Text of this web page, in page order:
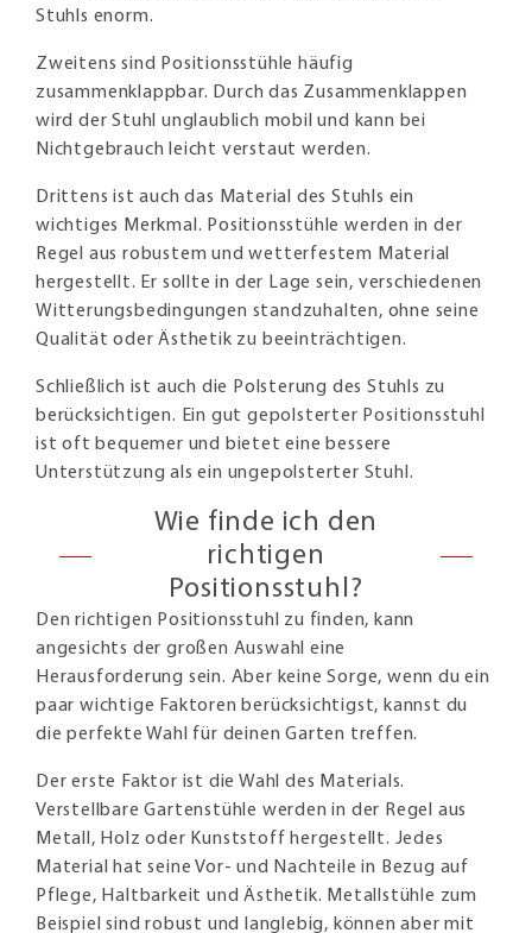
Stuhls enorm.
Zweitens sind Positionsstühle häufig
zusammenklappbar. Durch das Zusammenklappen
wird der Stuhl unglaublich mobil und kann bei
Nichtgebrauch leicht verstaut werden.
Drittens ist auch das Material des Stuhls ein
wichtiges Merkmal. Positionsstühle werden in der
Regel aus robustem und wetterfestem Material
hergestellt. Er sollte in der Lage sein, verschiedenen
Witterungsbedingungen standzuhalten, ohne seine
Qualität oder Ästhetik zu beeinträchtigen.
Schließlich ist auch die Polsterung des Stuhls zu
berücksichtigen. Ein gut gepolsterter Positionsstuhl
ist oft bequemer und bietet eine bessere
Unterstützung als ein ungepolsterter Stuhl.
Wie finde ich den
richtigen
Positionsstuhl?
Den richtigen Positionsstuhl zu finden, kann
angesichts der großen Auswahl eine
Herausforderung sein. Aber keine Sorge, wenn du ein
paar wichtige Faktoren berücksichtigst, kannst du
die perfekte Wahl für deinen Garten treffen.
Der erste Faktor ist die Wahl des Materials.
Verstellbare Gartenstühle werden in der Regel aus
Metall, Holz oder Kunststoff hergestellt. Jedes
Material hat seine Vor- und Nachteile in Bezug auf
Pflege, Haltbarkeit und Ästhetik. Metallstühle zum
Beispiel sind robust und langlebig, können aber mit